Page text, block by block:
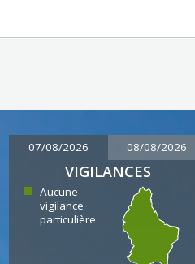
07/08/2026 08/08/2026
VIGILANCES
Aucune
vigilance
particulière